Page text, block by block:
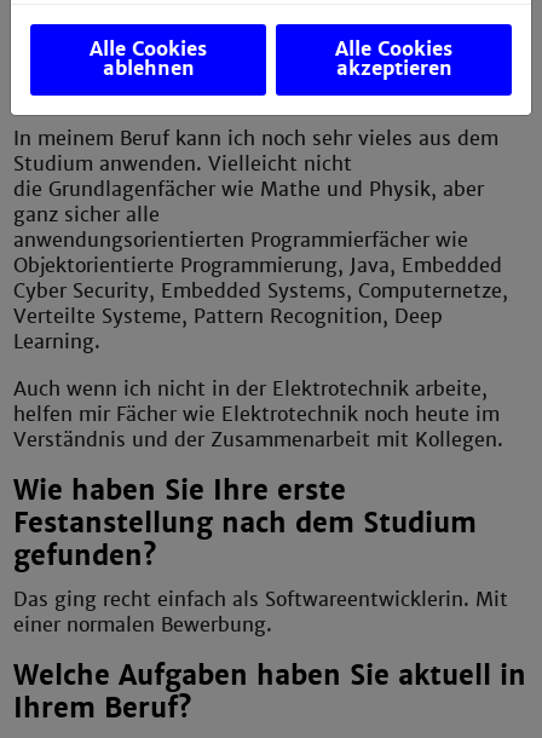
Was können Sie aus Ihrem Studium
noch heute im Beruf nutzen?
In meinem Beruf kann ich noch sehr vieles aus dem
Studium anwenden. Vielleicht nicht
die Grundlagenfächer wie Mathe und Physik, aber
ganz sicher alle
anwendungsorientierten Programmierfächer wie
Objektorientierte Programmierung, Java, Embedded
Cyber Security, Embedded Systems, Computernetze,
Verteilte Systeme, Pattern Recognition, Deep
Learning.
Auch wenn ich nicht in der Elektrotechnik arbeite,
helfen mir Fächer wie Elektrotechnik noch heute im
Verständnis und der Zusammenarbeit mit Kollegen.
Wie haben Sie Ihre erste
Festanstellung nach dem Studium
gefunden?
Das ging recht einfach als Softwareentwicklerin. Mit
einer normalen Bewerbung.
Welche Aufgaben haben Sie aktuell in
Ihrem Beruf?
Alle Cookies
ablehnen
Alle Cookies
akzeptieren